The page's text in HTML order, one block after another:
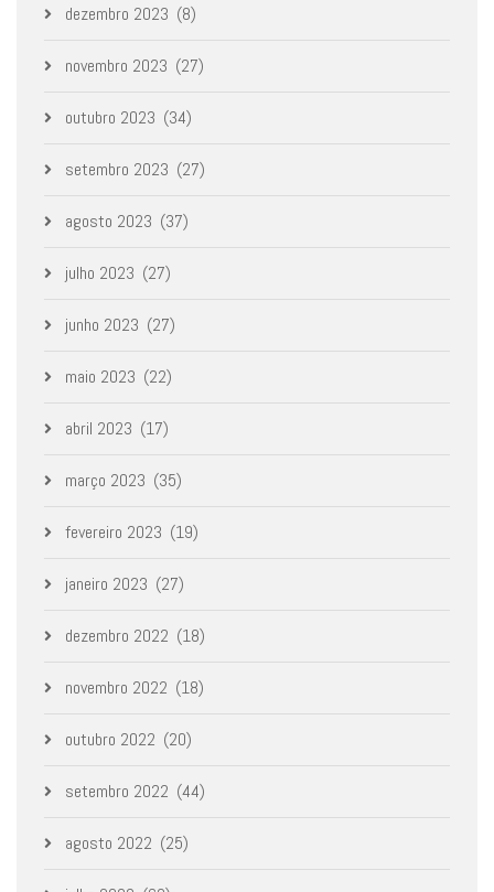
dezembro 2023 (8)
novembro 2023 (27)
outubro 2023 (34)
setembro 2023 (27)
agosto 2023 (37)
julho 2023 (27)
junho 2023 (27)
maio 2023 (22)
abril 2023 (17)
março 2023 (35)
fevereiro 2023 (19)
janeiro 2023 (27)
dezembro 2022 (18)
novembro 2022 (18)
outubro 2022 (20)
setembro 2022 (44)
agosto 2022 (25)